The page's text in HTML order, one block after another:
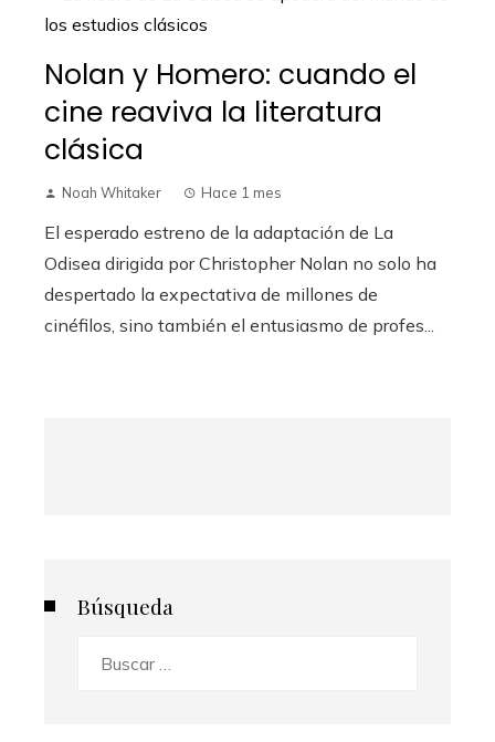
Nolan y Homero: cuando el
cine reaviva la literatura
clásica
Noah Whitaker Hace 1 mes
El esperado estreno de la adaptación de La
Odisea dirigida por Christopher Nolan no solo ha
despertado la expectativa de millones de
cinéfilos, sino también el entusiasmo de profes...
Búsqueda